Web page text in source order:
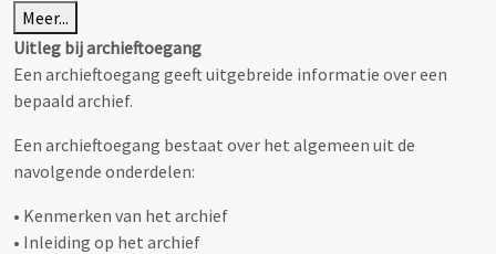
Meer...
Uitleg bij archieftoegang
Een archieftoegang geeft uitgebreide informatie over een
bepaald archief.
Een archieftoegang bestaat over het algemeen uit de
navolgende onderdelen:
• Kenmerken van het archief
• Inleiding op het archief